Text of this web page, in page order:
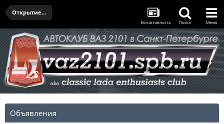
Открытие сезона 2022
Вся активность Поиск Меню
Объявления